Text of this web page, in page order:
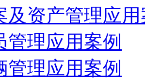
及资产管理应
管理应用案例
管理应用案例